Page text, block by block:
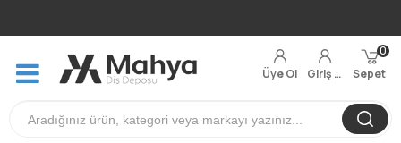
Üye Ol Giriş Yap Sepet
0